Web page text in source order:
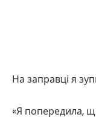
На заправці я
«Я попередила,